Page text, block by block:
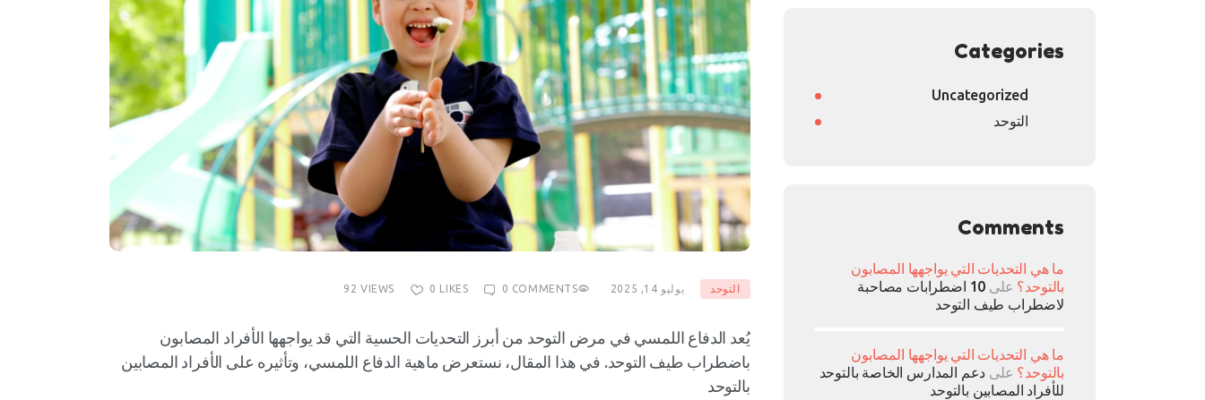
التوحد يوليو 14, 2025 92 VIEWS 0 LIKES 0 COMMENTS
يُعد الدفاع اللمسي في مرض التوحد من أبرز التحديات الحسية التي قد يواجهها الأفراد المصابون
باضطراب طيف التوحد. في هذا المقال، نستعرض ماهية الدفاع اللمسي، وتأثيره على الأفراد المصابين
بالتوحد
Categories
Uncategorized
التوحد
Comments
ما هي التحديات التي يواجهها المصابون
بالتوحد؟ على
10 اضطرابات مصاحبة
لاضطراب طيف التوحد
ما هي التحديات التي يواجهها المصابون
بالتوحد؟ على دعم المدارس الخاصة بالتوحد
للأفراد المصابين بالتوحد